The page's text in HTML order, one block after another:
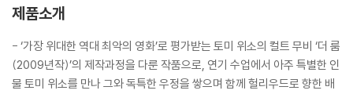
제품소개
- ‘가장 위대한 역대 최악의 영화’로 평가받는 토미 위소의 컬트 무비 ‘더 룸
(2009년작)’의 제작과정을 다룬 작품으로, 연기 수업에서 아주 특별한 인
물 토미 위소를 만나 그와 독특한 우정을 쌓으며 함께 헐리우드로 향한 배